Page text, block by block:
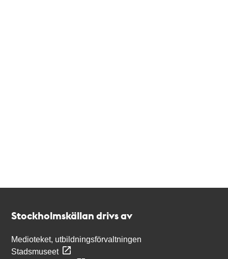
Stockholmskällan drivs av
Medioteket, utbildningsförvaltningen
Stadsmuseet